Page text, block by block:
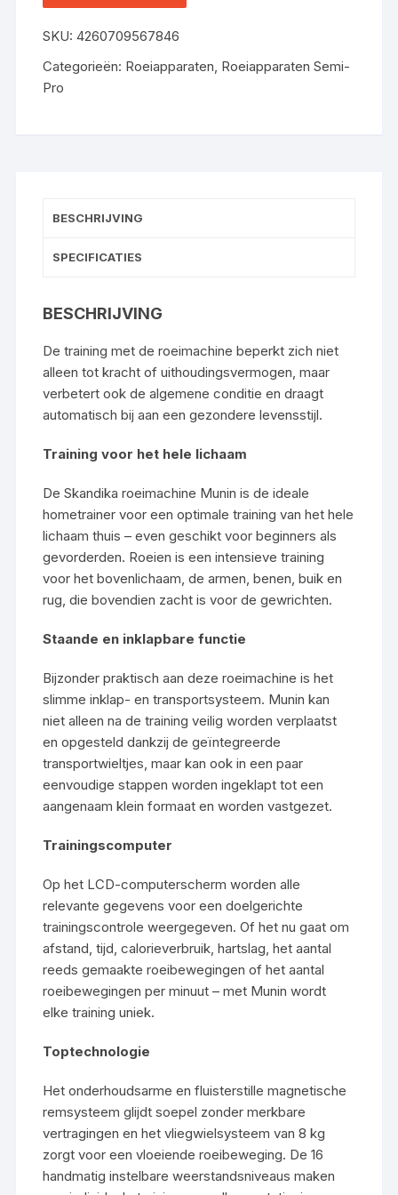
APP | FITNESSAPPARAAT
SKU:4260709567846
Categorieën: Roeiapparaten, Roeiapparaten Semi-
Pro
BESCHRIJVING
SPECIFICATIES
BESCHRIJVING
De training met de roeimachine beperkt zich niet
alleen tot kracht of uithoudingsvermogen, maar
verbetert ook de algemene conditie en draagt
automatisch bij aan een gezondere levensstijl.
Training voor het hele lichaam
De Skandika roeimachine Munin is de ideale
hometrainer voor een optimale training van het hele
lichaam thuis – even geschikt voor beginners als
gevorderden. Roeien is een intensieve training
voor het bovenlichaam, de armen, benen, buik en
rug, die bovendien zacht is voor de gewrichten.
Staande en inklapbare functie
Bijzonder praktisch aan deze roeimachine is het
slimme inklap- en transportsysteem. Munin kan
niet alleen na de training veilig worden verplaatst
en opgesteld dankzij de geïntegreerde
transportwieltjes, maar kan ook in een paar
eenvoudige stappen worden ingeklapt tot een
aangenaam klein formaat en worden vastgezet.
Trainingscomputer
Op het LCD-computerscherm worden alle
relevante gegevens voor een doelgerichte
trainingscontrole weergegeven. Of het nu gaat om
afstand, tijd, calorieverbruik, hartslag, het aantal
reeds gemaakte roeibewegingen of het aantal
roeibewegingen per minuut – met Munin wordt
elke training uniek.
Toptechnologie
Het onderhoudsarme en fluisterstille magnetische
remsysteem glijdt soepel zonder merkbare
vertragingen en het vliegwielsysteem van 8 kg
zorgt voor een vloeiende roeibeweging. De 16
handmatig instelbare weerstandsniveaus maken